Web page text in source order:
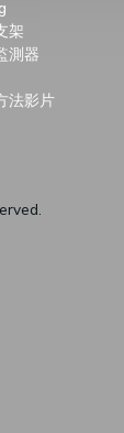
架
測器
法影片